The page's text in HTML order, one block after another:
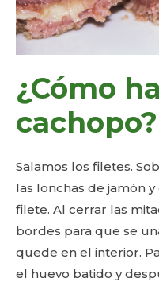
¿Cómo
cachopo?
Salamos los filetes.
las lonchas de jamón
filete. Al cerrar las
bordes para que se
quede en el interior.
el huevo batido y